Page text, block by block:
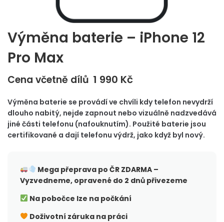
Výměna baterie – iPhone 12
Pro Max
Cena včetně dílů 1 990 Kč
Výměna baterie se provádí ve chvíli kdy telefon nevydrží
dlouho nabitý, nejde zapnout nebo vizuálně nadzvedává
jiné části telefonu (nafouknutím). Použité baterie jsou
certifikované a dají telefonu výdrž, jako když byl nový.
Mega přeprava po ČRZDARMA –
Vyzvedneme, opravené do 2 dnů přivezeme
Na pobočce lze na počkání
Doživotní záruka na práci